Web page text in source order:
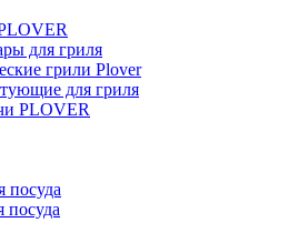
для гриля
грили Plover
для гриля
PLOVER
посуда
посуда